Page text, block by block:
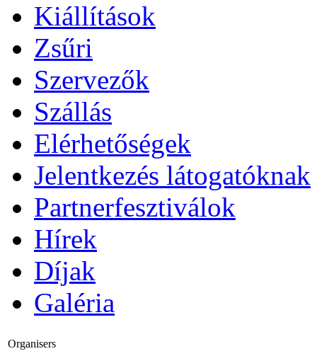
Kiállítások
Zsűri
Szervezők
Szállás
Elérhetőségek
Jelentkezés látogatóknak
Partnerfesztiválok
Hírek
Díjak
Galéria
Organisers